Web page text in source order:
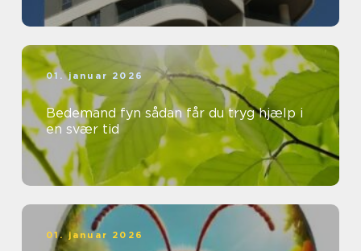
01. januar 2026
Bedemand fyn sådan får du tryg hjælp i
en svær tid
01. januar 2026